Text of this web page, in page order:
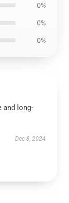
0%
0%
0%
and long-
Dec 8, 2024